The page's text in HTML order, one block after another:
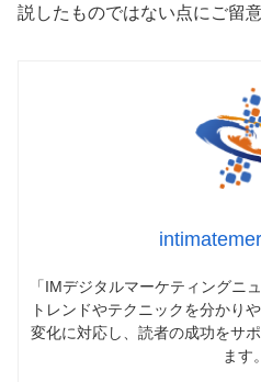
説したものではない点にご留
「IMデジタルマーケティングニ
トレンドやテクニックを分かり
変化に対応し、読者の成功をサ
ます。